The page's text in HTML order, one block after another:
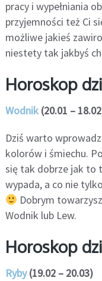
pracy i wypełniania
przyjemności też Ci
możliwe jakieś
niestety tak jakbyś
Horoskop
Wodnik(20.01 –
Dziś warto
kolorów i śmiechu.
się tak dobrze jak to
wypada, a co nie
Dobrym
Wodnik lub Lew.
Horoskop
Ryby(19.02 – 20.03)